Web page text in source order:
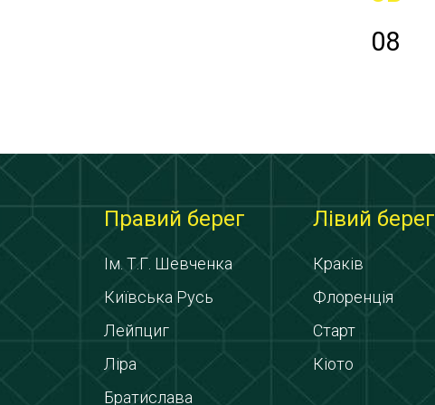
08
Правий берег
Ім. Т.Г. Шевченка
Київська Русь
Лейпциг
Ліра
Братислава
Лівий берег
Краків
Флоренція
Старт
Кіото